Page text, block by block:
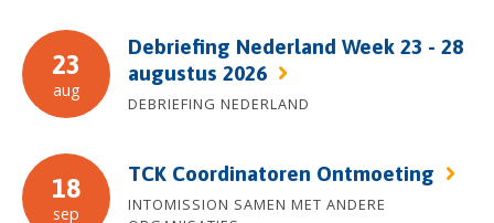
23
aug
Debriefing Nederland Week 23 - 28
augustus 2026
DEBRIEFING NEDERLAND
18
sep
TCK Coordinatoren Ontmoeting
INTOMISSION SAMEN MET ANDERE